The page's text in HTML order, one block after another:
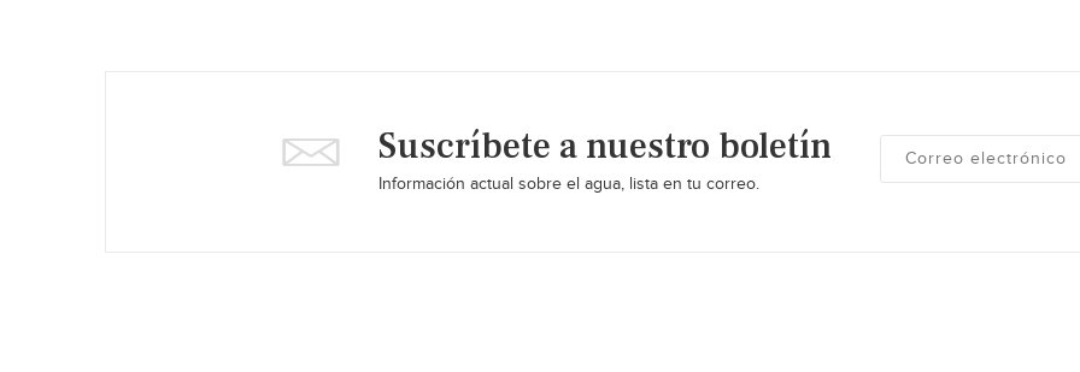
Suscríbete a nuestro boletín
Información actual sobre el agua, lista en tu correo.